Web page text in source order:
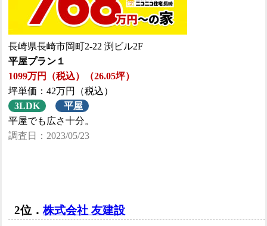
長崎県長崎市岡町2-22 渕ビル2F
平屋プラン１
1099万円（税込）（26.05坪）
坪単価：42万円（税込）
3LDK
平屋
平屋でも広さ十分。
調査日：2023/05/23
2位．株式会社 友建設